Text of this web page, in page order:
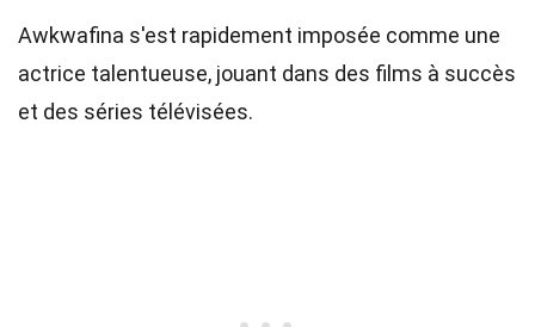
Awkwafina s'est rapidement imposée comme une
actrice talentueuse, jouant dans des films à succès
et des séries télévisées.